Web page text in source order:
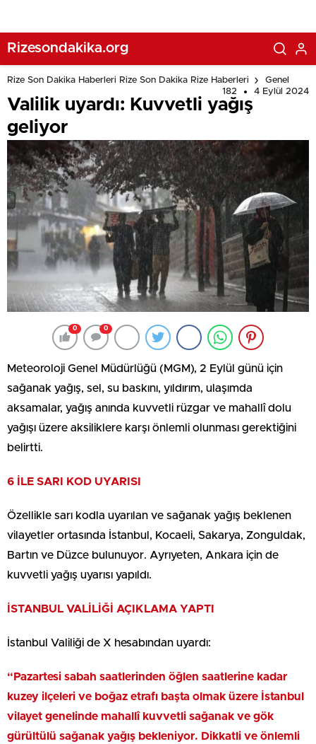
Rizesondakika.org
Rize Son Dakika Haberleri Rize Son Dakika Rize Haberleri
Genel
182
4 Eylül 2024
Valilik uyardı: Kuvvetli yağış
geliyor
0 0
Meteoroloji Genel Müdürlüğü (MGM), 2 Eylül günü için
sağanak yağış, sel, su baskını, yıldırım, ulaşımda
aksamalar, yağış anında kuvvetli rüzgar ve mahallî dolu
yağışı üzere aksiliklere karşı önlemli olunması gerektiğini
belirtti.
6 İLE SARI KOD UYARISI
Özellikle sarı kodla uyarılan ve sağanak yağış beklenen
vilayetler ortasında İstanbul, Kocaeli, Sakarya, Zonguldak,
Bartın ve Düzce bulunuyor. Ayrıyeten, Ankara için de
kuvvetli yağış uyarısı yapıldı.
İSTANBUL VALİLİĞİ AÇIKLAMA YAPTI
İstanbul Valiliği de X hesabından uyardı:
“Pazartesi sabah saatlerinden öğlen saatlerine kadar
kuzey ilçeleri ve boğaz etrafı başta olmak üzere İstanbul
vilayet genelinde mahallî kuvvetli sağanak ve gök
gürültülü sağanak yağış bekleniyor. Dikkatli ve önlemli